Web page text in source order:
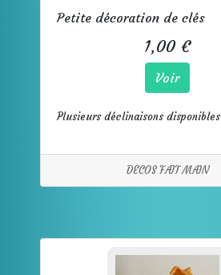
Petite décoration de clés
1,00 €
Voir
Plusieurs déclinaisons disponibles
DECOS FAIT MAIN